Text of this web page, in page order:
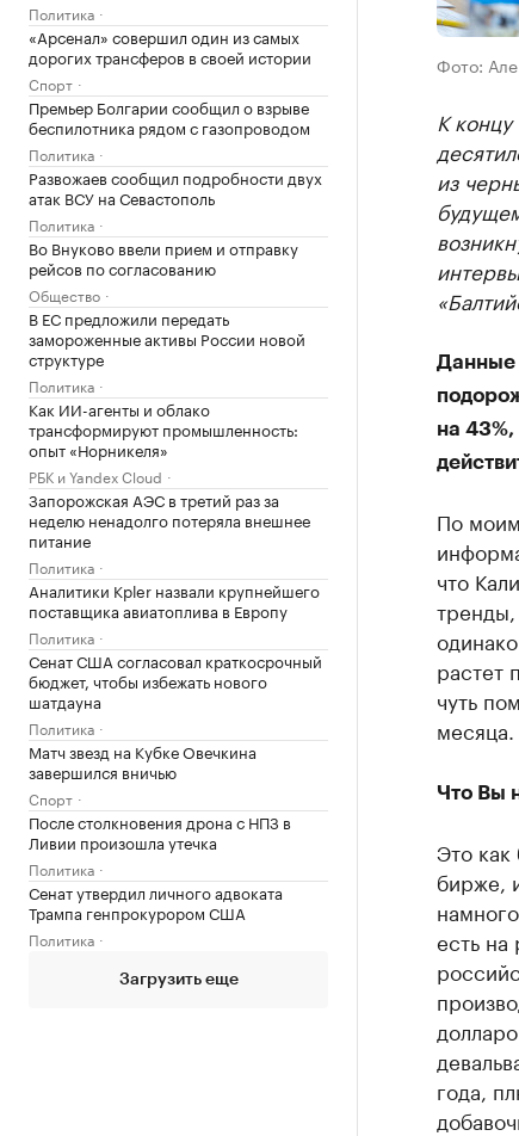
Политика
«Арсенал» совершил один из самых
дорогих трансферов в своей истории
Спорт
Премьер Болгарии сообщил о взрыве
беспилотника рядом с газопроводом
Политика
Развожаев сообщил подробности двух
атак ВСУ на Севастополь
Политика
Во Внуково ввели прием и отправку
рейсов по согласованию
Общество
В ЕС предложили передать
замороженные активы России новой
структуре
Политика
Как ИИ-агенты и облако
трансформируют промышленность:
опыт «Норникеля»
РБК и Yandex Cloud
Запорожская АЭС в третий раз за
неделю ненадолго потеряла внешнее
питание
Политика
Аналитики Kpler назвали крупнейшего
поставщика авиатоплива в Европу
Политика
Сенат США согласовал краткосрочный
бюджет, чтобы избежать нового
шатдауна
Политика
Матч звезд на Кубке Овечкина
завершился вничью
Спорт
После столкновения дрона с НПЗ в
Ливии произошла утечка
Политика
Сенат утвердил личного адвоката
Трампа генпрокурором США
Политика
Загрузить еще
Фото:
К
из
Данные
на
По
что
растет
чуть
месяца.
Что Вы
Это
бирже,
есть на
года,